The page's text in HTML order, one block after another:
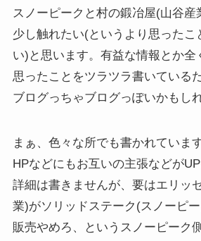
スノーピークと村の鍛冶屋(山谷産
少し触れたい(というより思ったこ
い)と思います。有益な情報とか全
思ったことをツラツラ書いている
ブログっちゃブログっぽいかもし
まぁ、色々な所でも書かれていま
HPなどにもお互いの主張などが
詳細は書きませんが、要はエリッ
業)がソリッドステーク(スノーピ
販売やめろ、というスノーピーク